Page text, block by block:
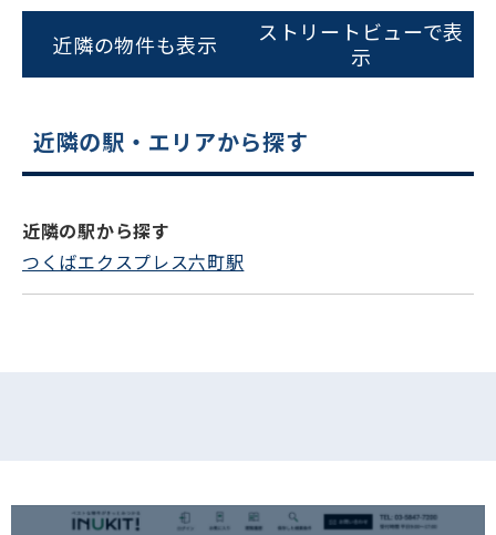
スムーズにご案内できます
0120-620-213
電話でお問い合わせ
近隣の物件も表示
ストリートビューで表
示
近隣の駅・エリアから探す
近隣の駅から探す
つくばエクスプレス六町駅